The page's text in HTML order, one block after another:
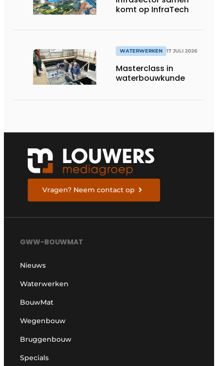
komt op InfraTech
WATERWERKEN 17 JULI 2026
Masterclass in
waterbouwkunde
Vragen? Neem contact op
GWW-BOUWMAT
Nieuws
Waterwerken
BouwMat
Wegenbouw
Bruggenbouw
Specials